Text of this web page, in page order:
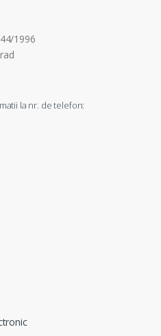
1996
la nr. de telefon: